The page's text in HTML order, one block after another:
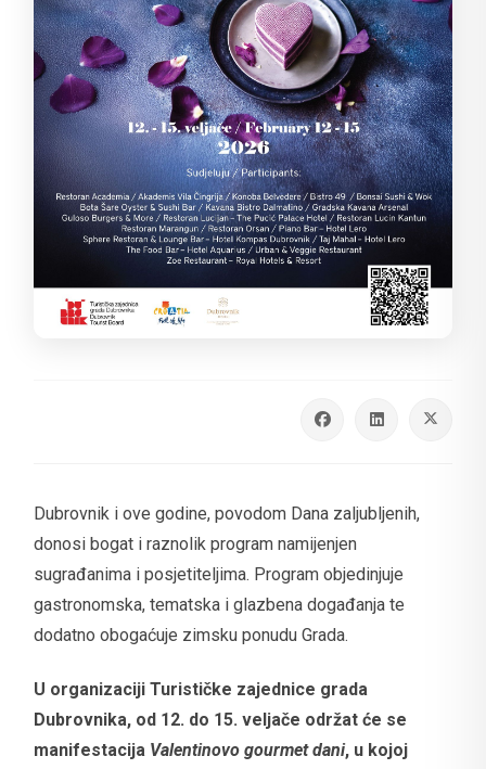
Dubrovnik i ove godine, povodom Dana zaljubljenih,
donosi bogat i raznolik program namijenjen
sugrađanima i posjetiteljima. Program objedinjuje
gastronomska, tematska i glazbena događanja te
dodatno obogaćuje zimsku ponudu Grada.
U organizaciji Turističke zajednice grada
Dubrovnika, od 12. do 15. veljače održat će se
manifestacija Valentinovo gourmet dani, u kojoj